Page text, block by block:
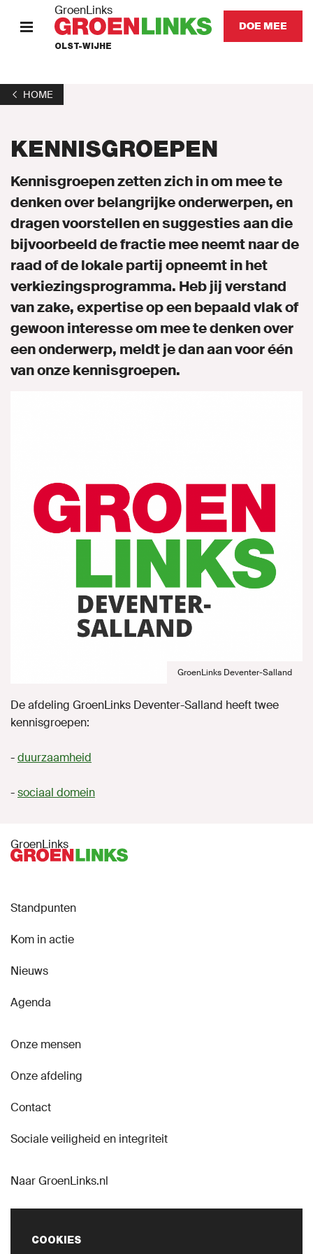
COOKIES
GroenLinks
OLST-WIJHE
DOE MEE
HOME
KENNISGROEPEN
Kennisgroepen zetten zich in om mee te
denken over belangrijke onderwerpen, en
dragen voorstellen en suggesties aan die
bijvoorbeeld de fractie mee neemt naar de
raad of de lokale partij opneemt in het
verkiezingsprogramma. Heb jij verstand
van zake, expertise op een bepaald vlak of
gewoon interesse om mee te denken over
een onderwerp, meldt je dan aan voor één
van onze kennisgroepen.
De afdeling GroenLinks Deventer-Salland heeft twee
kennisgroepen:
-duurzaamheid
-sociaal domein
GroenLinks Deventer-Salland
GroenLinks
Standpunten
Kom in actie
Nieuws
Agenda
Onze mensen
Onze afdeling
Contact
Sociale veiligheid en integriteit
Naar GroenLinks.nl
HOME
KOM IN ACTIE
Onze mensen
Nieuws
Agenda
Vacatures
Campagne
Naar GroenLinks.nl